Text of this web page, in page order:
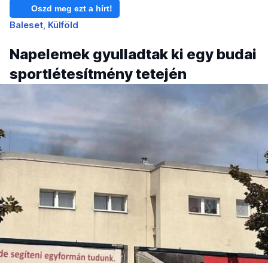
Oszd meg ezt a hírt!
Baleset Külföld
Napelemek gyulladtak ki egy budai
sportlétesítmény tetején